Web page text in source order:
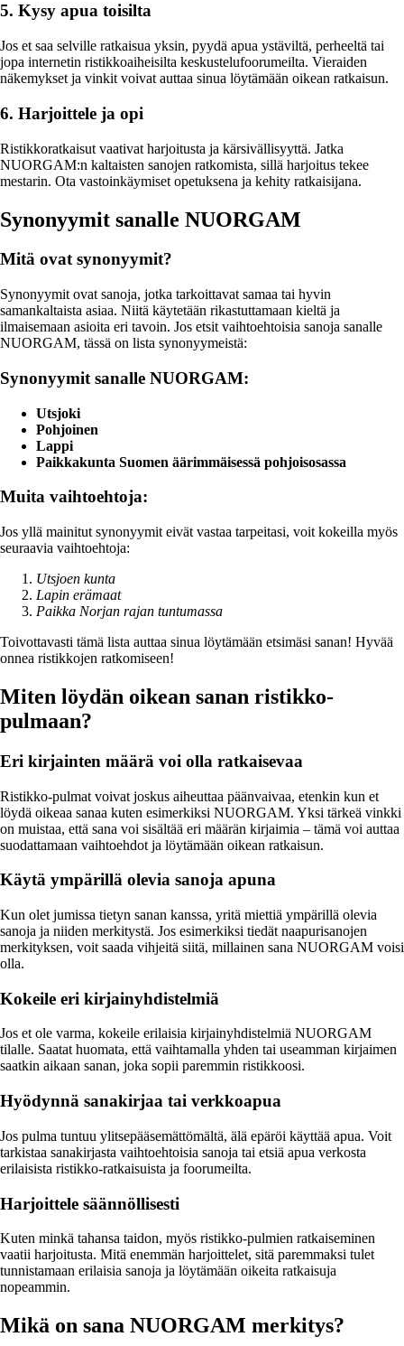
5. Kysy apua toisilta
Jos et saa selville ratkaisua yksin, pyydä apua ystäviltä, perheeltä tai
jopa internetin ristikkoaiheisilta keskustelufoorumeilta. Vieraiden
näkemykset ja vinkit voivat auttaa sinua löytämään oikean ratkaisun.
6. Harjoittele ja opi
Ristikkoratkaisut vaativat harjoitusta ja kärsivällisyyttä. Jatka
NUORGAM:n kaltaisten sanojen ratkomista, sillä harjoitus tekee
mestarin. Ota vastoinkäymiset opetuksena ja kehity ratkaisijana.
Synonyymit sanalle NUORGAM
Mitä ovat synonyymit?
Synonyymit ovat sanoja, jotka tarkoittavat samaa tai hyvin
samankaltaista asiaa. Niitä käytetään rikastuttamaan kieltä ja
ilmaisemaan asioita eri tavoin. Jos etsit vaihtoehtoisia sanoja sanalle
NUORGAM, tässä on lista synonyymeistä:
Synonyymit sanalle NUORGAM:
Utsjoki
Pohjoinen
Lappi
Paikkakunta Suomen äärimmäisessä pohjoisosassa
Muita vaihtoehtoja:
Jos yllä mainitut synonyymit eivät vastaa tarpeitasi, voit kokeilla myös
seuraavia vaihtoehtoja:
Utsjoen kunta
Lapin erämaat
Paikka Norjan rajan tuntumassa
Toivottavasti tämä lista auttaa sinua löytämään etsimäsi sanan! Hyvää
onnea ristikkojen ratkomiseen!
Miten löydän oikean sanan ristikko-
pulmaan?
Eri kirjainten määrä voi olla ratkaisevaa
Ristikko-pulmat voivat joskus aiheuttaa päänvaivaa, etenkin kun et
löydä oikeaa sanaa kuten esimerkiksi NUORGAM. Yksi tärkeä vinkki
on muistaa, että sana voi sisältää eri määrän kirjaimia – tämä voi auttaa
suodattamaan vaihtoehdot ja löytämään oikean ratkaisun.
Käytä ympärillä olevia sanoja apuna
Kun olet jumissa tietyn sanan kanssa, yritä miettiä ympärillä olevia
sanoja ja niiden merkitystä. Jos esimerkiksi tiedät naapurisanojen
merkityksen, voit saada vihjeitä siitä, millainen sana NUORGAM voisi
olla.
Kokeile eri kirjainyhdistelmiä
Jos et ole varma, kokeile erilaisia kirjainyhdistelmiä NUORGAM
tilalle. Saatat huomata, että vaihtamalla yhden tai useamman kirjaimen
saatkin aikaan sanan, joka sopii paremmin ristikkoosi.
Hyödynnä sanakirjaa tai verkkoapua
Jos pulma tuntuu ylitsepääsemättömältä, älä epäröi käyttää apua. Voit
tarkistaa sanakirjasta vaihtoehtoisia sanoja tai etsiä apua verkosta
erilaisista ristikko-ratkaisuista ja foorumeilta.
Harjoittele säännöllisesti
Kuten minkä tahansa taidon, myös ristikko-pulmien ratkaiseminen
vaatii harjoitusta. Mitä enemmän harjoittelet, sitä paremmaksi tulet
tunnistamaan erilaisia sanoja ja löytämään oikeita ratkaisuja
nopeammin.
Mikä on sana NUORGAM merkitys?